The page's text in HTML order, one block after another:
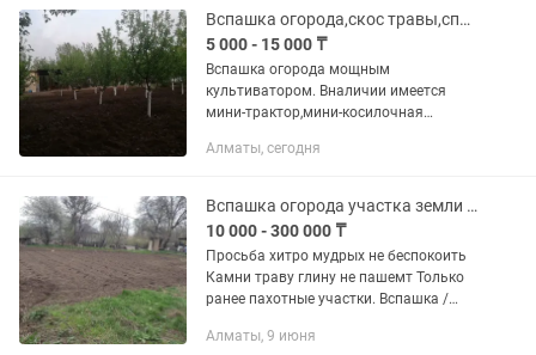
сделать работу...
Вспашка огорода,скос травы,спил деревьев
5 000 - 15 000 ₸
Вспашка огорода мощным
культиватором. Вналичии имеется
мини-трактор,мини-косилочная
посадке газонов под любые культуры.
лет. К...
Алматы, сегодня
Вспашка огорода участка земли 24/7 без выходных
10 000 - 300 000 ₸
Просьба хитро мудрых не беспокоить
Камни траву глину не пашемт Только
ранее пахотные участки. Вспашка /
Вспашка культиватором сделает вашу
Алматы, 9 июня